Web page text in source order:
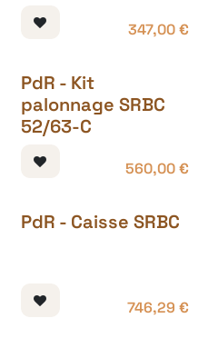
347,00€
PdR - Kit
palonnage SRBC
52/63-C
560,00€
PdR - Caisse SRBC
746,29 €